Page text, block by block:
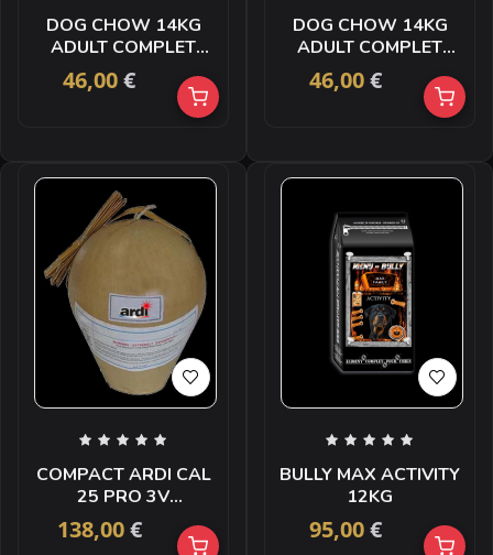
DOG CHOW 14KG
ADULT COMPLET
SAUMON
46,00€
DOG CHOW 14KG
ADULT COMPLET
AGNEAU
46,00€
COMPACT ARDI CAL
25 PRO 3V
CLING.BLANC +
PALM ASS
138,00€
BULLY MAX ACTIVITY
12KG
95,00€